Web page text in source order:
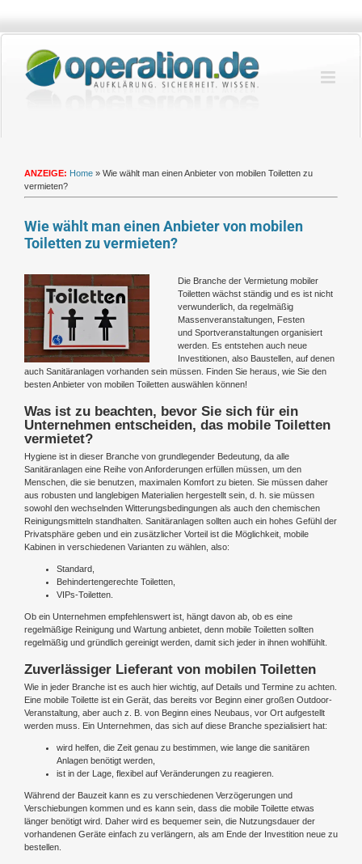
springen
ANZEIGE: Home » Wie wählt man einen Anbieter von mobilen Toiletten zu
vermieten?
Wie wählt man einen Anbieter von mobilen
Toiletten zu vermieten?
grösseres
Die Branche der Vermietung mobiler
Toiletten wächst ständig und es ist nicht
verwunderlich, da regelmäßig
Massenveranstaltungen, Festen
und Sportveranstaltungen organisiert
werden. Es entstehen auch neue
Investitionen, also Baustellen, auf denen
auch Sanitäranlagen vorhanden sein müssen. Finden Sie heraus, wie Sie den
besten Anbieter von mobilen Toiletten auswählen können!
Was ist zu beachten, bevor Sie sich für ein
Unternehmen entscheiden, das mobile Toiletten
vermietet?
Hygiene ist in dieser Branche von grundlegender Bedeutung, da alle
Sanitäranlagen eine Reihe von Anforderungen erfüllen müssen, um den
Menschen, die sie benutzen, maximalen Komfort zu bieten. Sie müssen daher
aus robusten und langlebigen Materialien hergestellt sein, d. h. sie müssen
sowohl den wechselnden Witterungsbedingungen als auch den chemischen
Reinigungsmitteln standhalten. Sanitäranlagen sollten auch ein hohes Gefühl der
Privatsphäre geben und ein zusätzlicher Vorteil ist die Möglichkeit, mobile
Kabinen in verschiedenen Varianten zu wählen, also:
Standard,
Behindertengerechte Toiletten,
VIPs-Toiletten.
Ob ein Unternehmen empfehlenswert ist, hängt davon ab, ob es eine
regelmäßige Reinigung und Wartung anbietet, denn mobile Toiletten sollten
regelmäßig und gründlich gereinigt werden, damit sich jeder in ihnen wohlfühlt.
Zuverlässiger Lieferant von mobilen Toiletten
Wie in jeder Branche ist es auch hier wichtig, auf Details und Termine zu achten.
Eine mobile Toilette ist ein Gerät, das bereits vor Beginn einer großen Outdoor-
Veranstaltung, aber auch z. B. von Beginn eines Neubaus, vor Ort aufgestellt
werden muss. Ein Unternehmen, das sich auf diese Branche spezialisiert hat:
wird helfen, die Zeit genau zu bestimmen, wie lange die sanitären
Anlagen benötigt werden,
ist in der Lage, flexibel auf Veränderungen zu reagieren.
Während der Bauzeit kann es zu verschiedenen Verzögerungen und
Verschiebungen kommen und es kann sein, dass die mobile Toilette etwas
länger benötigt wird. Daher wird es bequemer sein, die Nutzungsdauer der
vorhandenen Geräte einfach zu verlängern, als am Ende der Investition neue zu
bestellen.